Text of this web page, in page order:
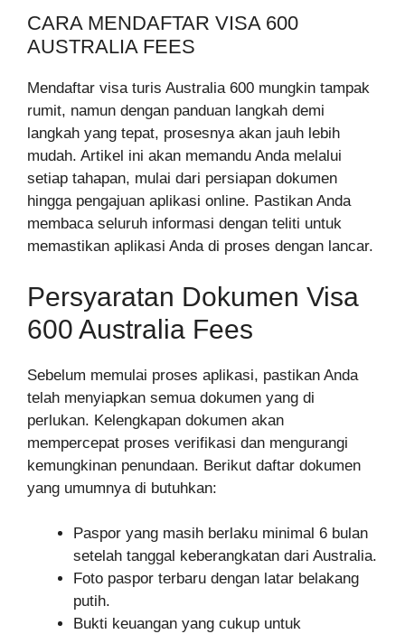
CARA MENDAFTAR VISA 600
AUSTRALIA FEES
Mendaftar visa turis Australia 600 mungkin tampak
rumit, namun dengan panduan langkah demi
langkah yang tepat, prosesnya akan jauh lebih
mudah. Artikel ini akan memandu Anda melalui
setiap tahapan, mulai dari persiapan dokumen
hingga pengajuan aplikasi online. Pastikan Anda
membaca seluruh informasi dengan teliti untuk
memastikan aplikasi Anda di proses dengan lancar.
Persyaratan Dokumen Visa
600 Australia Fees
Sebelum memulai proses aplikasi, pastikan Anda
telah menyiapkan semua dokumen yang di
perlukan. Kelengkapan dokumen akan
mempercepat proses verifikasi dan mengurangi
kemungkinan penundaan. Berikut daftar dokumen
yang umumnya di butuhkan:
Paspor yang masih berlaku minimal 6 bulan
setelah tanggal keberangkatan dari Australia.
Foto paspor terbaru dengan latar belakang
putih.
Bukti keuangan yang cukup untuk